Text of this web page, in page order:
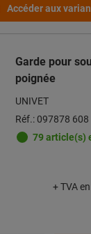
Accéder aux
Garde pour
poignée
UNIVET
Réf.: 097878 608
79 article(s)
+ TVA